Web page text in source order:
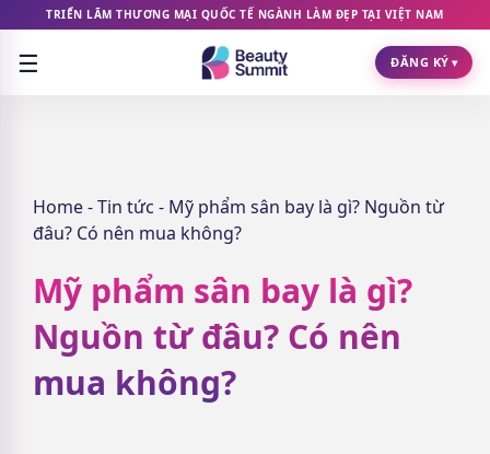
TRIỂN LÃM THƯƠNG MẠI QUỐC TẾ NGÀNH LÀM ĐẸP TẠI VIỆT NAM
☰ ĐĂNG KÝ ▾
Home-Tin tức - Mỹ phẩm sân bay là gì? Nguồn từ
đâu? Có nên mua không?
Mỹ phẩm sân bay là gì?
Nguồn từ đâu? Có nên
mua không?